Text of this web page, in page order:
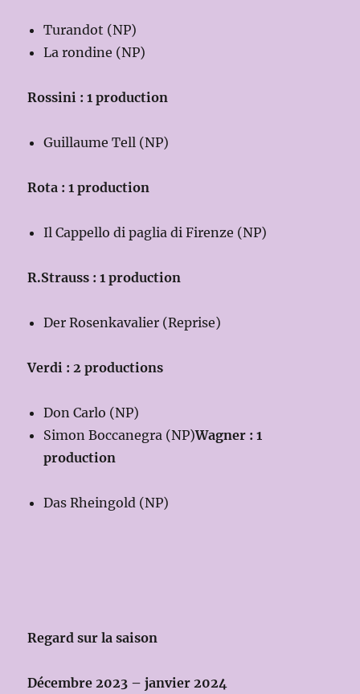
Turandot (NP)
La rondine (NP)
Rossini : 1 production
Guillaume Tell (NP)
Rota : 1 production
Il Cappello di paglia di Firenze (NP)
R.Strauss : 1 production
Der Rosenkavalier (Reprise)
Verdi : 2 productions
Don Carlo (NP)
Simon Boccanegra (NP)Wagner : 1
production
Das Rheingold (NP)
Regard sur la saison
Décembre 2023 – janvier 2024